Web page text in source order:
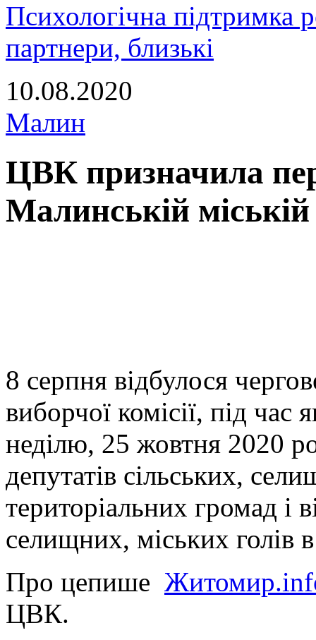
Психологічна підтримка
партнери, близькі
10.08.2020
Малин
ЦВК призначила
Малинській міській
8 серпня відбулося
виборчої комісії, під час
неділю, 25 жовтня 2020
депутатів сільських,
територіальних громад і
селищних, міських голів
Про цепише
ЦВК.